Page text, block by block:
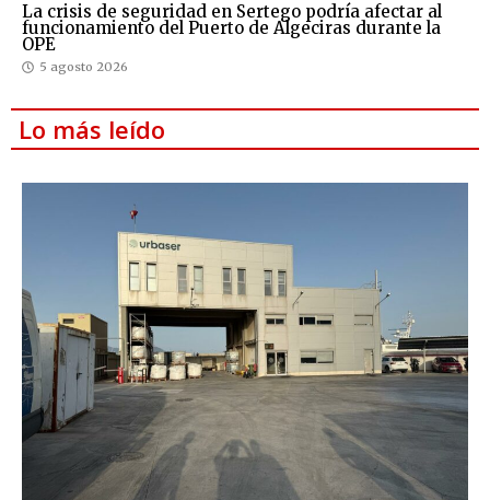
La crisis de seguridad en Sertego podría afectar al
funcionamiento del Puerto de Algeciras durante la
OPE
5 agosto 2026
Lo más leído